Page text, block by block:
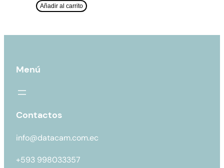
Añadir al carrito
Menú
Contactos
info@datacam.com.ec
+593 998033357